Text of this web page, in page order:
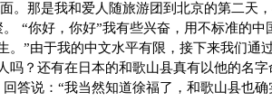
。那是我和爱人随旅游团到北京的第二天
“你好，你好”我有些兴奋，用不标准的中
”由于我的中文水平有限，接下来我们通
吗？还有在日本的和歌山县真有以他的名字
答说：“我当然知道徐福了，和歌山县也